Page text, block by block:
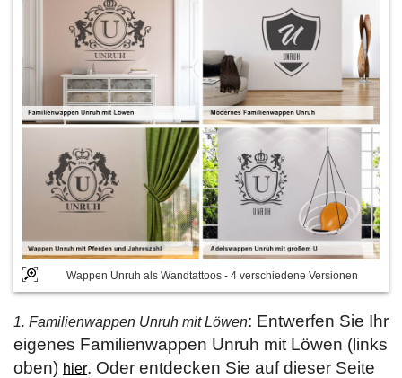
Wappen Unruh als Wandtattoos - 4 verschiedene Versionen
1. Familienwappen Unruh mit Löwen: Entwerfen Sie Ihr
eigenes Familienwappen Unruh mit Löwen (links
oben) hier. Oder entdecken Sie auf dieser Seite